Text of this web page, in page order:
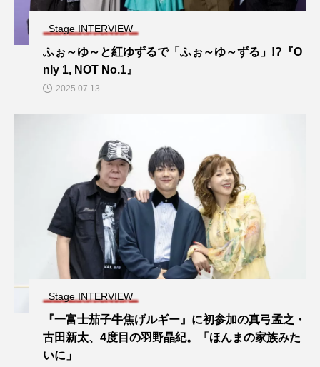
Stage INTERVIEW
ふぉ～ゆ～と紅ゆずるで「ふぉ～ゆ～ずる」!?『O
nly 1, NOT No.1』
2025.07.13
Stage INTERVIEW
『一富士茄子牛焦げルギー』に初参加の真弓孟之・
古田新太、4度目の羽野晶紀。「ほんまの家族みた
いに」